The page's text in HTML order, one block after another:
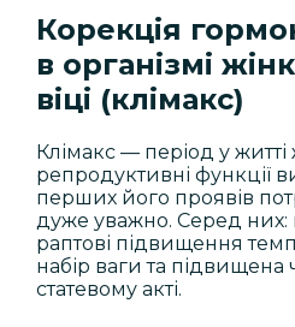
Корекція
в організмі
віці (клімакс)
Клімакс — період у житті
репродуктивні функції
перших його проявів
дуже уважно. Серед
раптові підвищення
набір ваги та підвищена
статевому акті.